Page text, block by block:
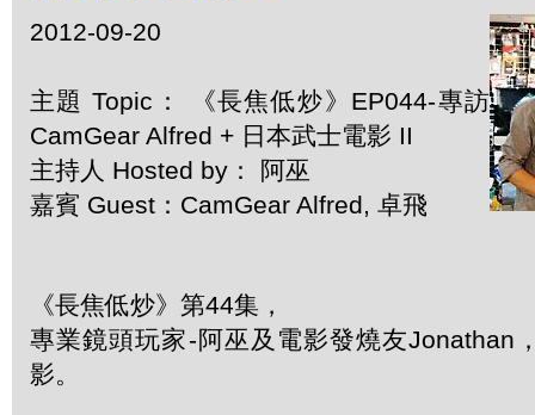
2012-09-20
主題 Topic： 《長焦低炒》EP044-專訪
CamGear Alfred + 日本武士電影 II
主持人 Hosted by： 阿巫
嘉賓 Guest：CamGear Alfred, 卓飛
《長焦低炒》第44集，
專業鏡頭玩家-阿巫及電影發燒友Jonathan
影。